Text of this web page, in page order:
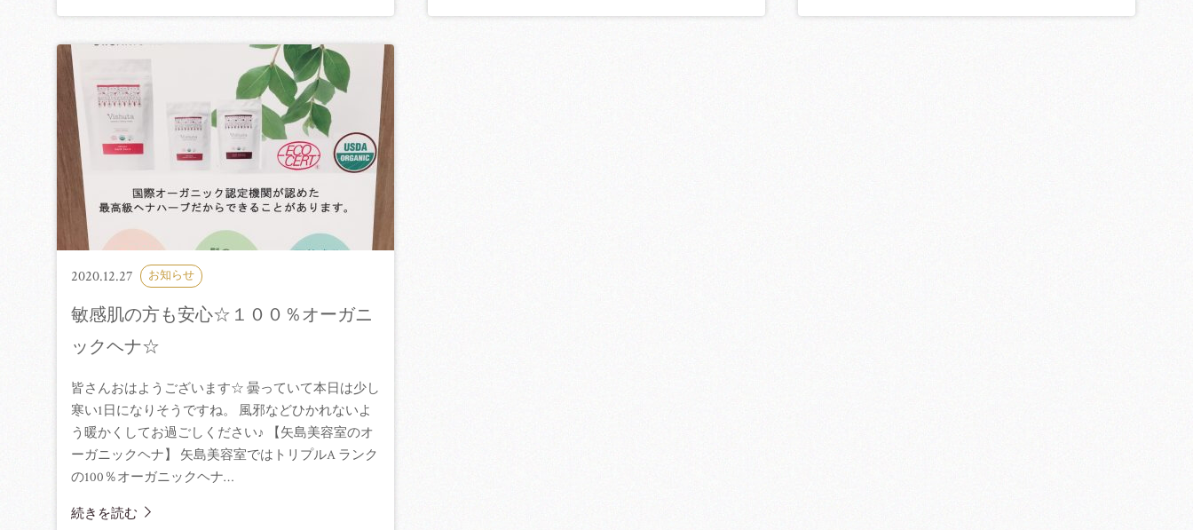
2020.12.27 お知らせ
敏感肌の方も安心☆１００％オーガニ
ックヘナ☆
皆さんおはようございます☆ 曇っていて本日は少し
寒い1日になりそうですね。 風邪などひかれないよ
う暖かくしてお過ごしください♪ 【矢島美容室のオ
ーガニックヘナ】 矢島美容室ではトリプルA ランク
の100％オーガニックヘナ…
続きを読む